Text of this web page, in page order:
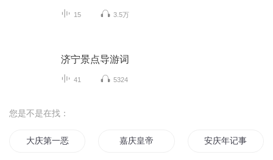
15 3.5万
济宁景点导游词
41 5324
您是不是在找：
大庆第一恶 嘉庆皇帝 安庆年记事